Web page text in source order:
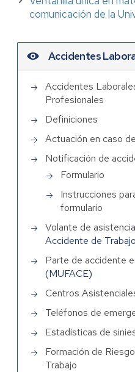
comunicación de la
Accidentes
Accidentes
Profesionales
Definiciones
Actuación en caso
Notificación de
Formulario
Instrucciones
formulario
Volante de asistencia
Accidente de
Parte de accidente
(MUFACE)
Centros
Teléfonos de
Estadísticas de
Formación de
Trabajo